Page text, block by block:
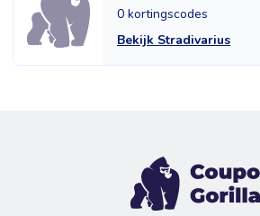
0 kortingscodes
Bekijk Stradivarius